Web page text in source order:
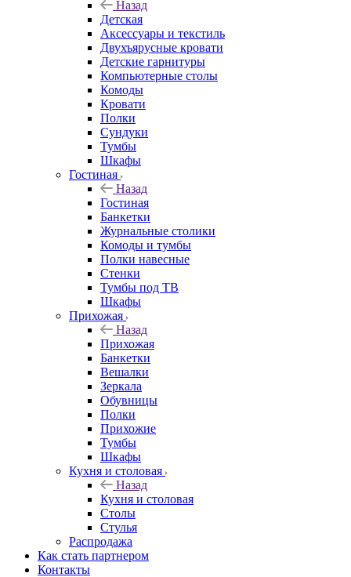
Назад
Детская
Аксессуары и текстиль
Двухъярусные кровати
Детские гарнитуры
Компьютерные столы
Комоды
Кровати
Полки
Сундуки
Тумбы
Шкафы
Гостиная
Назад
Гостиная
Банкетки
Журнальные столики
Комоды и тумбы
Полки навесные
Стенки
Тумбы под ТВ
Шкафы
Прихожая
Назад
Прихожая
Банкетки
Вешалки
Зеркала
Обувницы
Полки
Прихожие
Тумбы
Шкафы
Кухня и столовая
Назад
Кухня и столовая
Столы
Стулья
Распродажа
Как стать партнером
Контакты